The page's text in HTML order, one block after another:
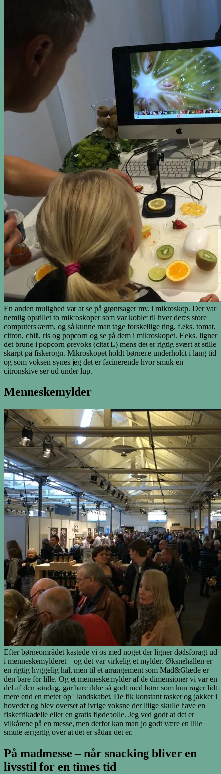
En anden mulighed var at se på grøntsager mv. i mikroskop. Der var
nemlig opstillet to mikroskoper som var koblet til hver deres store
computerskærm, og så kunne man tage forskellige ting, f.eks. tomat,
citron, chili, ris og popcorn og se på dem i mikroskopet. F.eks. ligner
det brune i popcorn ørevoks (citat L) mens det er rigtig svært at stille
skarpt på fiskerogn. Mikroskopet holdt børnene underholdt i lang tid
og som voksen synes jeg det er facinerende hvor smuk en
citronskive ser ud under lup.
Menneskemylder
Efter børneområdet kastede vi os med noget der ligner dødsforagt ud
i menneskemylderet – og det var virkelig et mylder. Øksnehallen er
en rigtig hyggelig hal, men til et arrangement som Mad&Glæde er
den bare for lille. Og et menneskemylder af de dimensioner vi var en
del af den søndag, går bare ikke så godt med børn som kun rager lidt
mere end en meter op i landskabet. De fik konstant tasker og jakker i
hovedet og blev overset af ivrige voksne der liiige skulle have en
fiskefrikadelle eller en gratis flødebolle. Jeg ved godt at det er
vilkårene på en messe, men derfor kan man jo godt være en lille
smule ærgerlig over at det er sådan det er.
På madmesse – når snacking bliver en
livsstil for en times tid